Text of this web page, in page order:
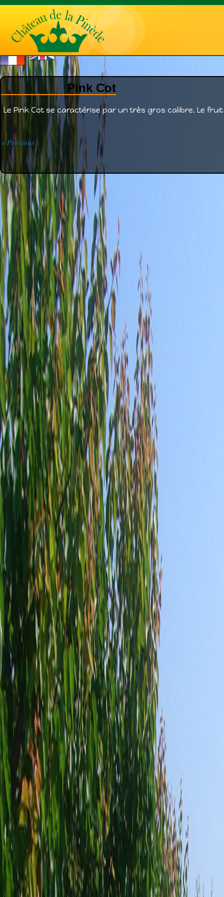
Pink Cot
Le Pink Cot se caractérise par un très gros calibre. Le
« Previous